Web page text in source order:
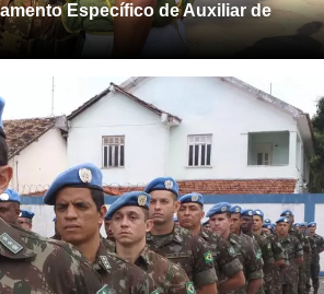
Específico de Auxiliar de